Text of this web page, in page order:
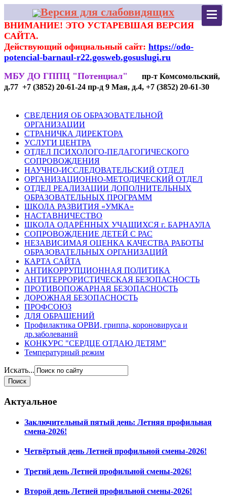
Версия для слабовидящих
ВНИМАНИЕ! ЭТО УСТАРЕВШАЯ ВЕРСИЯ
САЙТА.
Действующий официальный сайт: https://odo-
potencial-barnaul-r22.gosweb.gosuslugi.ru
МБУ ДО ГППЦ "Потенциал"
пр-т Комсомольский,
д.77 +7 (3852) 20-61-24 пр-д 9 Мая, д.4, +7 (3852) 20-61-30
СВЕДЕНИЯ ОБ ОБРАЗОВАТЕЛЬНОЙ
ОРГАНИЗАЦИИ
СТРАНИЧКА ДИРЕКТОРА
УСЛУГИ ЦЕНТРА
ОТДЕЛ ПСИХОЛОГО-ПЕДАГОГИЧЕСКОГО
СОПРОВОЖДЕНИЯ
НАУЧНО-ИССЛЕДОВАТЕЛЬСКИЙ ОТДЕЛ
ОРГАНИЗАЦИОННО-МЕТОДИЧЕСКИЙ ОТДЕЛ
ОТДЕЛ РЕАЛИЗАЦИИ ДОПОЛНИТЕЛЬНЫХ
ОБРАЗОВАТЕЛЬНЫХ ПРОГРАММ
ШКОЛА РАЗВИТИЯ «УМКА»
НАСТАВНИЧЕСТВО
ШКОЛА ОДАРЁННЫХ УЧАЩИХСЯ г. БАРНАУЛА
СОПРОВОЖДЕНИЕ ДЕТЕЙ С РАС
НЕЗАВИСИМАЯ ОЦЕНКА КАЧЕСТВА РАБОТЫ
ОБРАЗОВАТЕЛЬНЫХ ОРГАНИЗАЦИЙ
КАРТА САЙТА
АНТИКОРРУПЦИОННАЯ ПОЛИТИКА
АНТИТЕРРОРИСТИЧЕСКАЯ БЕЗОПАСНОСТЬ
ПРОТИВОПОЖАРНАЯ БЕЗОПАСНОСТЬ
ДОРОЖНАЯ БЕЗОПАСНОСТЬ
ПРОФСОЮЗ
ДЛЯ ОБРАЩЕНИЙ
Профилактика ОРВИ, гриппа, короновируса и
др.заболеваний
КОНКУРС "СЕРДЦЕ ОТДАЮ ДЕТЯМ"
Температурный режим
Искать...
Актуальное
Заключительный пятый день: Летняя профильная
смена-2026!
Четвёртый день Летней профильной смены-2026!
Третий день Летней профильной смены-2026!
Второй день Летней профильной смены-2026!